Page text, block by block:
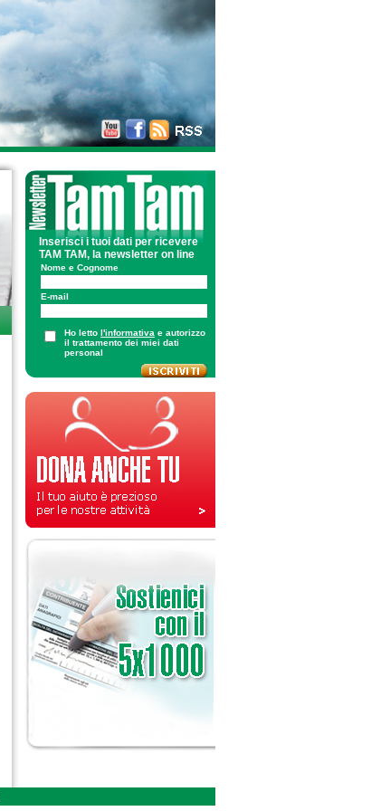
Inserisci i tuoi dati per ricevere
TAM TAM, la newsletter on line
Nome e Cognome
E-mail
Ho letto l'informativa e autorizzo
il trattamento dei miei dati
personal